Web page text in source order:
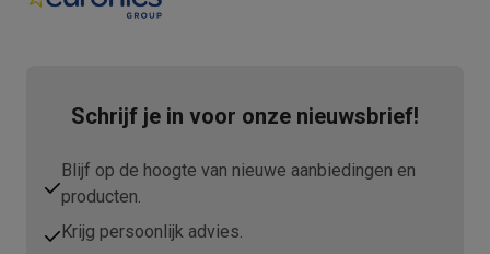
Schrijf je in voor onze nieuwsbrief!
Blijf op de hoogte van nieuwe aanbiedingen en
producten.
Krijg persoonlijk advies.